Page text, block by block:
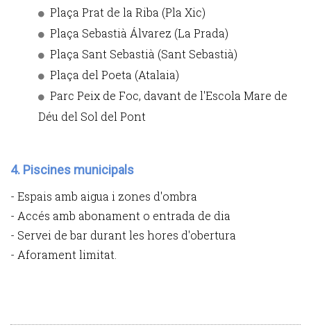
Plaça Prat de la Riba (Pla Xic)
Plaça Sebastià Álvarez (La Prada)
Plaça Sant Sebastià (Sant Sebastià)
Plaça del Poeta (Atalaia)
Parc Peix de Foc, davant de l'Escola Mare de
Déu del Sol del Pont
4. Piscines municipals
- Espais amb aigua i zones d'ombra
- Accés amb abonament o entrada de dia
- Servei de bar durant les hores d'obertura
- Aforament limitat.